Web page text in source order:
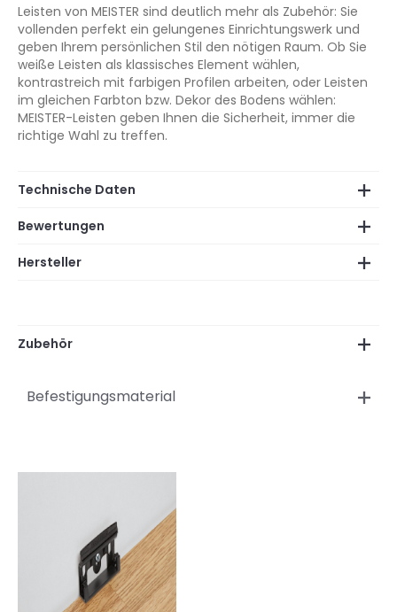
Leisten von MEISTER sind deutlich mehr als Zubehör: Sie
vollenden perfekt ein gelungenes Einrichtungswerk und
geben Ihrem persönlichen Stil den nötigen Raum. Ob Sie
weiße Leisten als klassisches Element wählen,
kontrastreich mit farbigen Profilen arbeiten, oder Leisten
im gleichen Farbton bzw. Dekor des Bodens wählen:
MEISTER-Leisten geben Ihnen die Sicherheit, immer die
richtige Wahl zu treffen.
Technische Daten
Bewertungen
Hersteller
Zubehör
Befestigungsmaterial